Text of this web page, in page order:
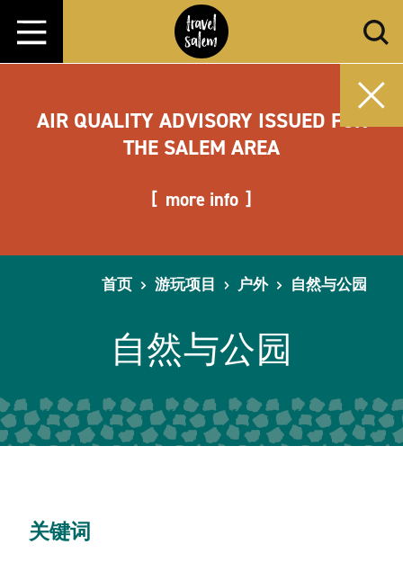
跳转至内容
AIR QUALITY ADVISORY ISSUED FOR
THE SALEM AREA
more info
首页 游玩项目 户外 自然与公园
自然与公园
关键词